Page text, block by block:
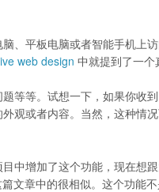
、平板电脑或者智能手机上
web design 中就提到了一个
等等。试想一下，如果你收
观或者内容。当然，这种情况
中增加了这个功能，现在想
文章中的很相似。这个功能不